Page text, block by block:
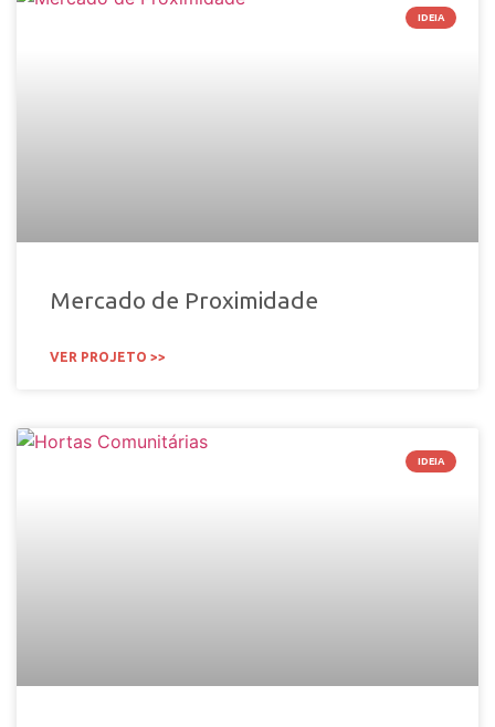
IDEIA
Mercado de Proximidade
VER PROJETO >>
IDEIA